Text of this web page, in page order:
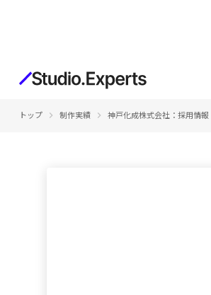
トップ keyboard_arrow_right 制作実績 keyboard_arrow_right 神戸化成株式会社：採用情報